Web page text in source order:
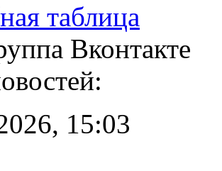
таблица
Вконтакте
15:03